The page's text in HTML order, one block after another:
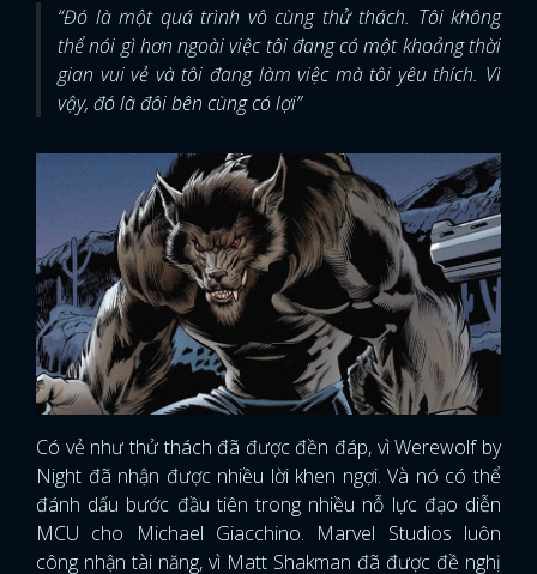
“Đó là một quá trình vô cùng thử thách. Tôi không
thể nói gì hơn ngoài việc tôi đang có một khoảng thời
gian vui vẻ và tôi đang làm việc mà tôi yêu thích. Vì
vậy, đó là đôi bên cùng có lợi”
Có vẻ như thử thách đã được đền đáp, vì Werewolf by
Night đã nhận được nhiều lời khen ngợi. Và nó có thể
đánh dấu bước đầu tiên trong nhiều nỗ lực đạo diễn
MCU cho Michael Giacchino. Marvel Studios luôn
công nhận tài năng, vì Matt Shakman đã được đề nghị